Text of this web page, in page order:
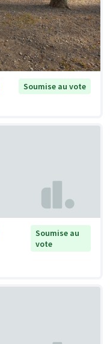
Soumise au vote
Soumise au
vote